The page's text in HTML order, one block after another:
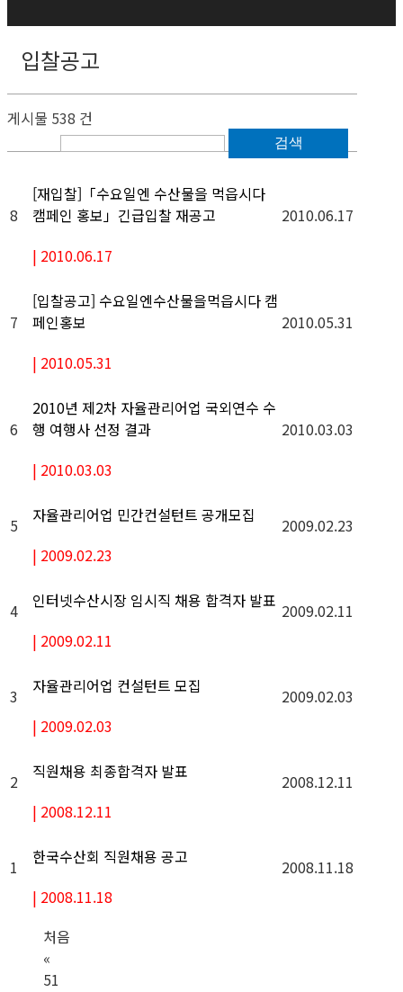
입찰공고
게시물 538 건
검색
8
[재입찰]「수요일엔 수산물을 먹읍시다
캠페인 홍보」긴급입찰 재공고
| 2010.06.17
2010.06.17
7
[입찰공고] 수요일엔수산물을먹읍시다 캠
페인홍보
| 2010.05.31
2010.05.31
6
2010년 제2차 자율관리어업 국외연수 수
행 여행사 선정 결과
| 2010.03.03
2010.03.03
5
자율관리어업 민간컨설턴트 공개모집
| 2009.02.23
2009.02.23
4
인터넷수산시장 임시직 채용 합격자 발표
| 2009.02.11
2009.02.11
3
자율관리어업 컨설턴트 모집
| 2009.02.03
2009.02.03
2
직원채용 최종합격자 발표
| 2008.12.11
2008.12.11
1
한국수산회 직원채용 공고
| 2008.11.18
2008.11.18
처음
«
51